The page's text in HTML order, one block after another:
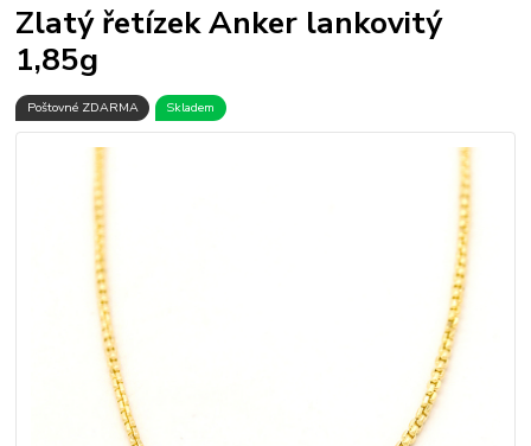
Zlatý řetízek Anker lankovitý
1,85g
Poštovné ZDARMA Skladem